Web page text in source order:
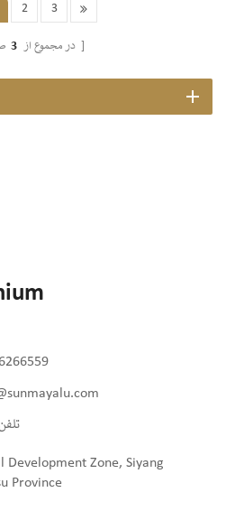
2 3
در مجموع از 3
Development Zone, Siyang
Province